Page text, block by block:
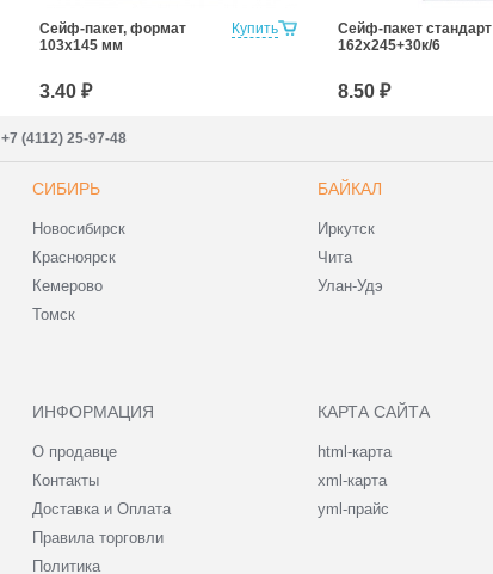
Купить
Сейф-пакет, формат
103х145 мм
3.40 ₽
Сейф-пакет стандарт
162х245+30к/6
8.50 ₽
+7 (4112) 25-97-48
СИБИРЬ
Новосибирск
Красноярск
Кемерово
Томск
БАЙКАЛ
Иркутск
Чита
Улан-Удэ
ИНФОРМАЦИЯ
О продавце
Контакты
Доставка и Оплата
Правила торговли
Политика
КАРТА САЙТА
html-карта
xml-карта
yml-прайс